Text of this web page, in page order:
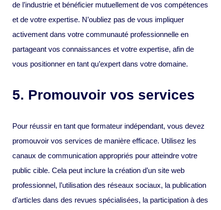
de l’industrie et bénéficier mutuellement de vos compétences
et de votre expertise. N’oubliez pas de vous impliquer
activement dans votre communauté professionnelle en
partageant vos connaissances et votre expertise, afin de
vous positionner en tant qu’expert dans votre domaine.
5. Promouvoir vos services
Pour réussir en tant que formateur indépendant, vous devez
promouvoir vos services de manière efficace. Utilisez les
canaux de communication appropriés pour atteindre votre
public cible. Cela peut inclure la création d’un site web
professionnel, l’utilisation des réseaux sociaux, la publication
d’articles dans des revues spécialisées, la participation à des